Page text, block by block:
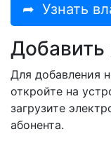
➦ Узнать
Добавить
Для добавления
откройте на
загрузите
абонента.